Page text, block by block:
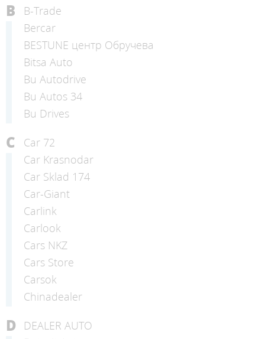
B
B-Trade
Bercar
BESTUNE центр Обручева
Bitsa Auto
Bu Autodrive
Bu Autos 34
Bu Drives
C
Car 72
Car Krasnodar
Car Sklad 174
Car-Giant
Carlink
Carlook
Cars NKZ
Cars Store
Carsok
Chinadealer
D
DEALER AUTO